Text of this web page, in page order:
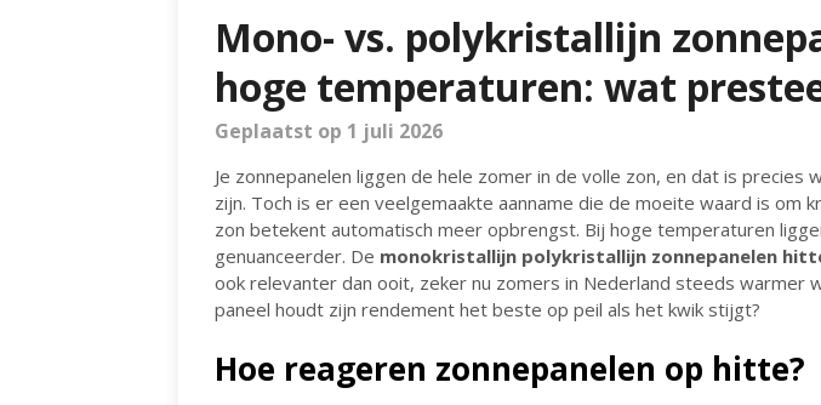
Mono- vs. polykristallijn
hoge temperaturen: wat
Geplaatst op 1 juli 2026
Je zonnepanelen liggen de hele zomer in de volle zon, en dat is precies
zijn. Toch is er een veelgemaakte aanname die de moeite waard is om
zon betekent automatisch meer opbrengst. Bij hoge temperaturen
genuanceerder. De monokristallijn polykristallijn zonnepanelen
ook relevanter dan ooit, zeker nu zomers in Nederland steeds warmer
paneel houdt zijn rendement het beste op peil als het kwik stijgt?
Hoe reageren zonnepanelen op hitte?